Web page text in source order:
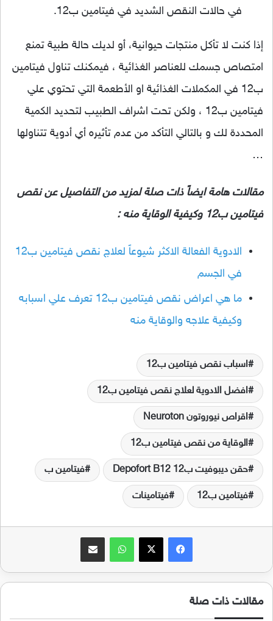
في حالات النقص الشديد في فيتامين ب12.
إذا كنت لا تأكل منتجات حيوانية، أو لديك حالة طبية تمنع
امتصاص جسمك للعناصر الغذائية ، فيمكنك تناول فيتامين
ب12 في المكملات الغذائية او الأطعمة التي تحتوي علي
فيتامين ب12 ، ولكن تحت اشراف الطبيب لتحديد الكمية
المحددة لك و بالتالي التأكد من عدم تأثيره أي أدوية تتناولها
…
مقالات هامة ايضاً ذات صلة لمزيد من التفاصيل عن نقص
فيتامين ب12 وكيفية الوقاية منه :
الادوية الفعالة الاكثر شيوعاً لعلاج نقص فيتامين ب12
في الجسم
ما هي اعراض نقص فيتامين ب12 تعرف علي اسبابه
وكيفية علاجه والوقاية منه
اسباب نقص فيتامين ب12
افضل الادوية لعلاج نقص فيتامين ب12
اقراص نيوروتون Neuroton
الوقاية من نقص فيتامين ب12
حقن ديبوفيت ب12 Depofort B12 فيتامين ب
فيتامين ب12 فيتامينات
فيسبوك‫X واتساب مشاركة عبر البريد
مقالات ذات صلة